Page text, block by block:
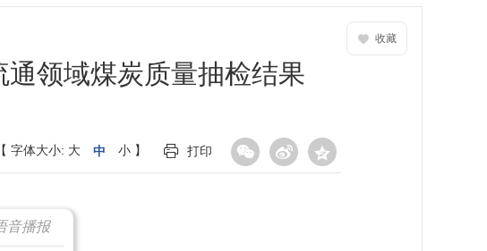
收藏
通领域煤炭质量抽检结果
【 字体大小: 大 中 小 】 打印
音播报